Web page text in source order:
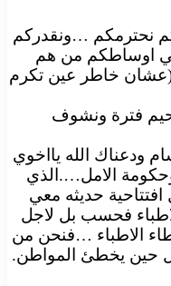
نحترمكم …ونقدركم
في اوساطكم من هم
(عشان خاطر عين تكرم
فترة ونشوف
ودعناك الله يااخوي
الامل….الذي
حديثه معي
فحسب بل لاجل
الاطباء …فنحن من
حين يخطئ المواطن.